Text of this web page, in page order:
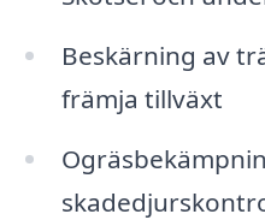
Beskärning av
främja tillväxt